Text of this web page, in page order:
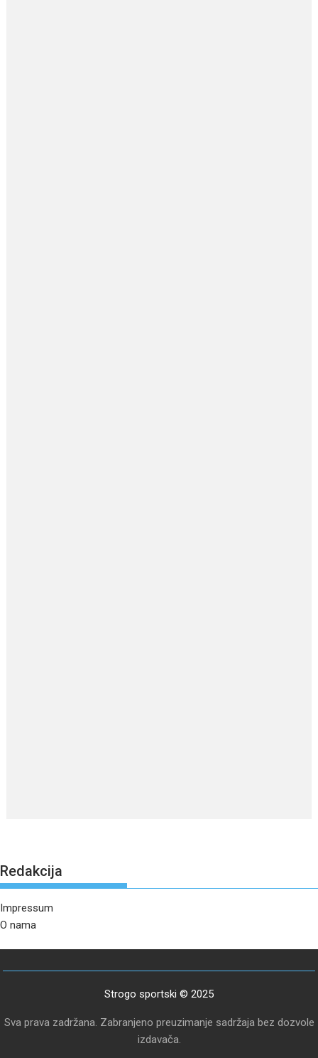
Redakcija
Impressum
O nama
Strogo sportski © 2025
Sva prava zadržana. Zabranjeno preuzimanje sadržaja bez dozvole
izdavača.